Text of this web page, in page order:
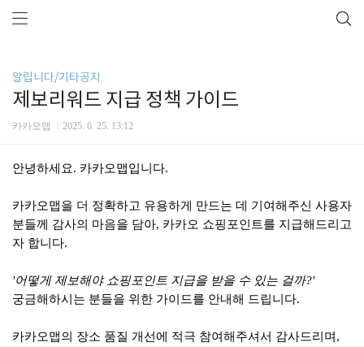
알립니다/기타공지
제보리워드 지급 정책 가이드
카카오맵 2025. 6. 25. 13:12
안녕하세요. 카카오맵입니다.
카카오맵을 더 정확하고 유용하게 만드는 데 기여해주신 사용자
분들께 감사의 마음을 담아, 카카오 쇼핑포인트를 지급해드리고
자 합니다.
'어떻게 제보해야 쇼핑포인트 지급을 받을 수 있는 걸까?'
궁금해하시는 분들을 위한 가이드를 안내해 드립니다.
카카오맵의 장소 품질 개선에 적극 참여해주셔서 감사드리며,